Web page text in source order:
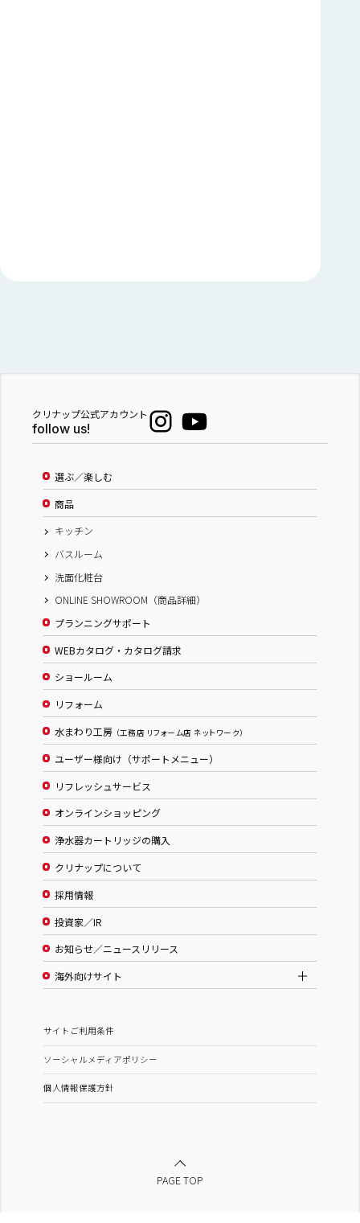
クリナップ公式アカウント
follow us!
選ぶ／楽しむ
商品
キッチン
バスルーム
洗面化粧台
ONLINE SHOWROOM（商品詳細）
プランニングサポート
WEBカタログ・カタログ請求
ショールーム
リフォーム
水まわり工房 （工務店 リフォーム店 ネットワーク）
ユーザー様向け（サポートメニュー）
リフレッシュサービス
オンラインショッピング
浄水器カートリッジの購入
クリナップについて
採用情報
投資家／IR
お知らせ／ニュースリリース
海外向けサイト
サイトご利用条件
ソーシャルメディアポリシー
個人情報保護方針
PAGE TOP